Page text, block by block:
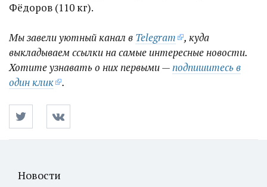
Фёдоров (110 кг).
Мы завели уютный канал в Telegram
, куда
выкладываем ссылки на самые интересные новости.
Хотите узнавать о них первыми —подпишитесь в
один клик
.
Новости